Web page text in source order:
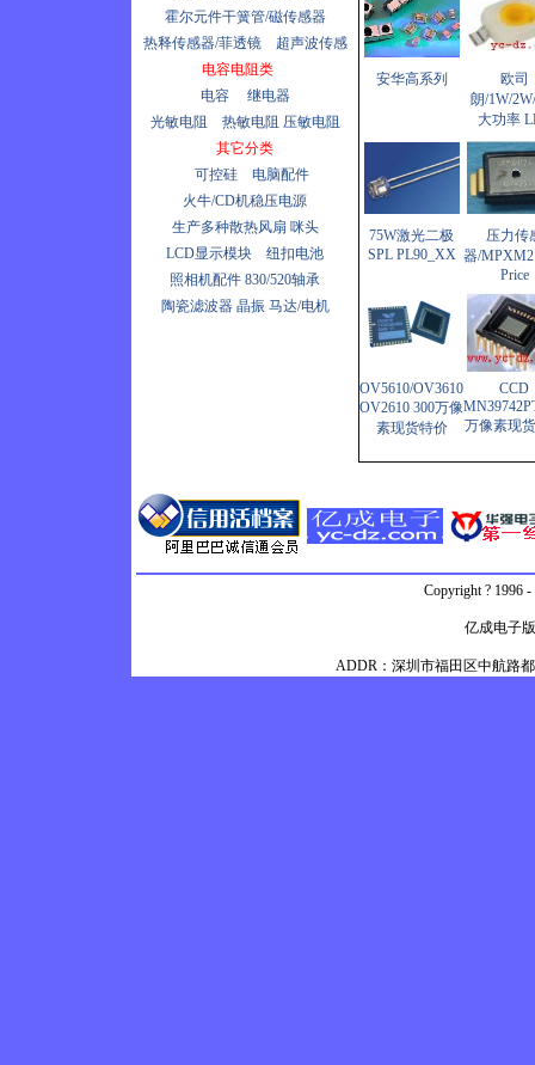
CCD MN39742PT/140万像素
现货特价
线性霍尔传感器HW-305B
热释传感
器/RE200B/LHI778(hb)
颜色传感器
光栅数组感应器
SP3238EEA
霍尔元件干簧管/磁传感器
热释传感器/菲透镜
超声波传感
电容电阻类
电容
继电器
光敏电阻
热敏电阻 压敏电阻
其它分类
可控硅
电脑配件
火牛/CD机稳压电源
生产多种散热风扇 咪头
LCD显示模块
纽扣电池
照相机配件 830/520轴承
陶瓷滤波器 晶振 马达/电机
安华高系列
欧司
朗/1W/
大功率
75W激光二极
SPL PL90_XX
压力传
器/
Price
OV5610/OV3610
OV2610 300万像
素现货特价
CCD
万像素现
Copyright ? 1996
亿成电子
ADDR：深圳市福田区中航路都